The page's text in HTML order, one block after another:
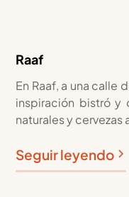
Raaf
En Raaf, a una calle
inspiración bistró y
naturales y cervezas
Seguir leyendo